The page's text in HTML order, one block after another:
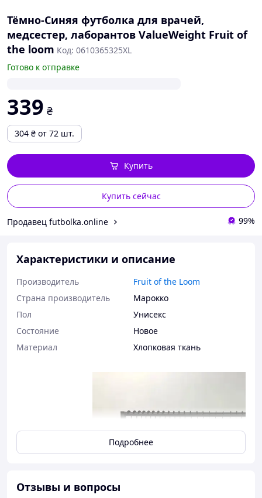
Тёмно-Синяя футболка для врачей,
медсестер, лаборантов ValueWeight Fruit of
the loom Код: 0610365325XL
Готово к отправке
339 ₴
304 ₴ от 72 шт.
Купить сейчас
Купить
Продавец futbolka.online 99%
Характеристики и описание
Производитель
Fruit of the Loom
Страна производитель
Марокко
Пол
Унисекс
Состояние
Новое
Материал
Хлопковая ткань
Подробнее
Отзывы и вопросы